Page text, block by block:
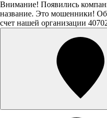
Внимание! Появились
название. Это мошенники!
счет нашей организации